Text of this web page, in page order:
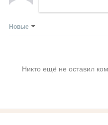
Новые
Никто ещё не оставил